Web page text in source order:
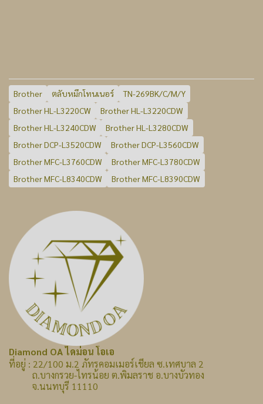
Brother ตลับหมึกโทนเนอร์
TN-269BK/C/M/Y
Brother HL-L3220CW
Brother HL-L3220CDW
Brother HL-L3240CDW
Brother HL-L3280CDW
Brother DCP-L3520CDW
Brother DCP-L3560CDW
Brother MFC-L3760CDW
Brother MFC-L3780CDW
Brother MFC-L8340CDW
Brother MFC-L8390CDW
Diamond OA ไดม่อน โอเอ
ที่อยู่ : 22/100 ม.2 ภัทรคอมเมอร์เชียล ซ.เทศบาล 2
ถ.บางกรวย-ไทรน้อย ต.พิมลราช อ.บางบัวทอง
จ.นนทบุรี 11110